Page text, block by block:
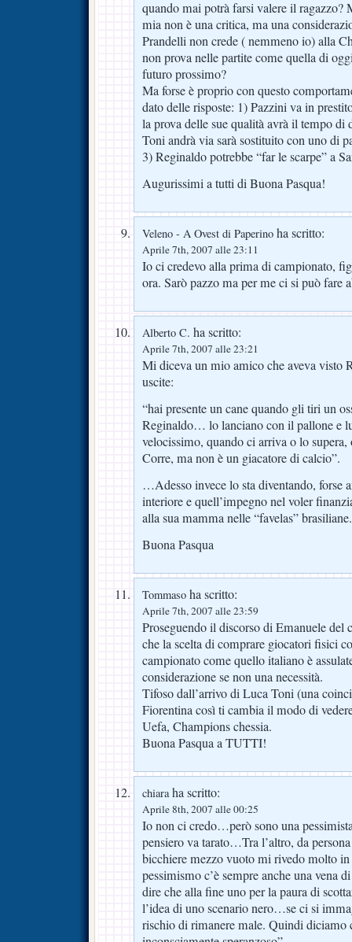
quando mai potrà farsi valere il ragazzo?
mia non è una critica, ma una
Prandelli non crede ( nemmeno io) alla
non prova nelle partite come quella di
futuro prossimo?
Ma forse è proprio con questo
dato delle risposte: 1) Pazzini va in
la prova delle sue qualità avrà il tempo di
Toni andrà via sarà sostituito con uno di
3) Reginaldo potrebbe “far le scarpe” a
Augurissimi a tutti di Buona Pasqua!
Veleno - A Ovest di Paperino ha scritto:
Aprile 7th, 2007 alle 23:11
Io ci credevo alla prima di campionato,
ora. Sarò pazzo ma per me ci si può fare
Alberto C. ha scritto:
Aprile 7th, 2007 alle 23:21
Mi diceva un mio amico che aveva visto
uscite:
“hai presente un cane quando gli tiri un
Reginaldo… lo lanciano con il pallone e
velocissimo, quando ci arriva o lo supera,
Corre, ma non è un giacatore di calcio”.
…Adesso invece lo sta diventando, forse
interiore e quell’impegno nel voler
alla sua mamma nelle “favelas” brasiliane.
Buona Pasqua
Tommaso ha scritto:
Aprile 7th, 2007 alle 23:59
Proseguendo il discorso di Emanuele
che la scelta di comprare giocatori fisici
campionato come quello italiano è
considerazione se non una necessità.
Tifoso dall’arrivo di Luca Toni (una
Fiorentina così ti cambia il modo di
Uefa, Champions chessia.
Buona Pasqua a TUTTI!
chiaraha scritto:
Aprile 8th, 2007 alle 00:25
Io non ci credo…però sono una
pensiero va tarato…Tra l’altro, da
bicchiere mezzo vuoto mi rivedo molto
pessimismo c’è sempre anche una vena
dire che alla fine uno per la paura di
l’idea di uno scenario nero…se ci si
rischio di rimanere male. Quindi diciamo